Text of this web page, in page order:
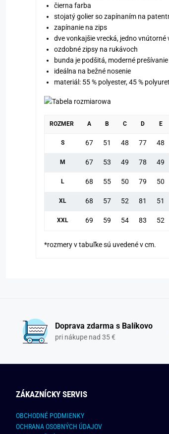
čierna farba
stojatý golier so zapínaním na
zapínanie na zips
dve vonkajšie vrecká, jedno vnútorné
ozdobné zipsy na rukávoch
bunda je podšitá, moderné prešívanie
ideálna na bežné nosenie
materiál: 55 % polyester, 45 %
ROZMER A B C D E
S 67 51 48 77 48
M 67 53 49 78 49
L 68 55 50 79 50
XL 68 57 52 81 51
XXL 69 59 54 83 52
*rozmery v tabuľke sú uvedené v cm.
Doprava zdarma s Balíkovo
pri nákupe nad 35 €
ZÁKAZNÍCKY SERVIS
OBCHODNÉ PODMIENKY
OCHRANA OSOBNÝCH ÚDAJOV